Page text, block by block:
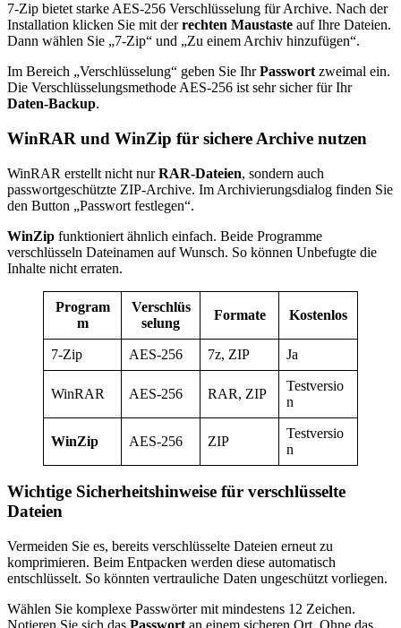
7-Zip bietet starke AES-256 Verschlüsselung für Archive. Nach der
Installation klicken Sie mit derrechten Maustaste auf Ihre Dateien.
Dann wählen Sie „7-Zip“ und „Zu einem Archiv hinzufügen“.
Im Bereich „Verschlüsselung“ geben Sie IhrPasswort zweimal ein.
Die Verschlüsselungsmethode AES-256 ist sehr sicher für Ihr
Daten-Backup.
WinRAR und WinZip für sichere Archive nutzen
WinRAR erstellt nicht nurRAR-Dateien, sondern auch
passwortgeschützte ZIP-Archive. Im Archivierungsdialog finden Sie
den Button „Passwort festlegen“.
WinZip funktioniert ähnlich einfach. Beide Programme
verschlüsseln Dateinamen auf Wunsch. So können Unbefugte die
Inhalte nicht erraten.
Program
m
Verschlüs
selung
Formate Kostenlos
7-Zip AES-256 7z, ZIP Ja
WinRAR AES-256 RAR, ZIP
Testversio
n
WinZip AES-256 ZIP
Testversio
n
Wichtige Sicherheitshinweise für verschlüsselte
Dateien
Vermeiden Sie es, bereits verschlüsselte Dateien erneut zu
komprimieren. Beim Entpacken werden diese automatisch
entschlüsselt. So könnten vertrauliche Daten ungeschützt vorliegen.
Wählen Sie komplexe Passwörter mit mindestens 12 Zeichen.
Notieren Sie sich das Passwort an einem sicheren Ort. Ohne das